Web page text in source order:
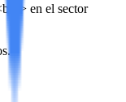
/> en el sector